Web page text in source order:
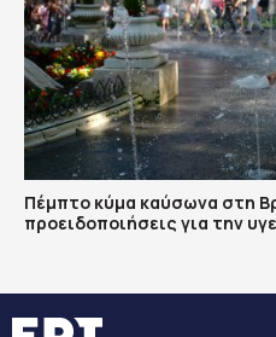
Πέμπτο κύμα καύσωνα στη
προειδοποιήσεις για την